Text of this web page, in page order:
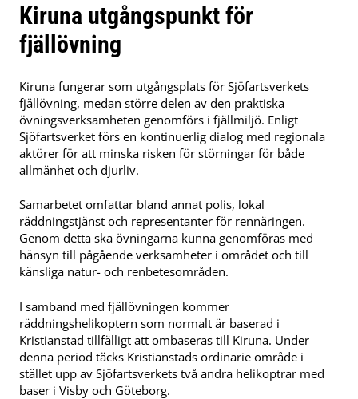
Kiruna utgångspunkt för
fjällövning
Kiruna fungerar som utgångsplats för Sjöfartsverkets
fjällövning, medan större delen av den praktiska
övningsverksamheten genomförs i fjällmiljö. Enligt
Sjöfartsverket förs en kontinuerlig dialog med regionala
aktörer för att minska risken för störningar för både
allmänhet och djurliv.
Samarbetet omfattar bland annat polis, lokal
räddningstjänst och representanter för rennäringen.
Genom detta ska övningarna kunna genomföras med
hänsyn till pågående verksamheter i området och till
känsliga natur- och renbetesområden.
I samband med fjällövningen kommer
räddningshelikoptern som normalt är baserad i
Kristianstad tillfälligt att ombaseras till Kiruna. Under
denna period täcks Kristianstads ordinarie område i
stället upp av Sjöfartsverkets två andra helikoptrar med
baser i Visby och Göteborg.